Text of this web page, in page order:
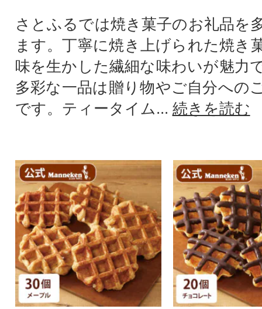
さとふるでは焼き菓子のお礼品を
ます。丁寧に焼き上げられた焼き
味を生かした繊細な味わいが魅力
多彩な一品は贈り物やご自分への
です。ティータイム... 続きを読む